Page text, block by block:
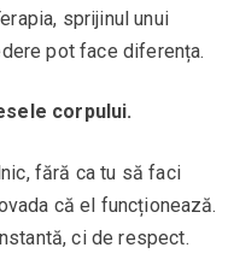
sprijinul unui
pot face diferența.
corpului.
fără ca tu să faci
că el funcționează.
ci de respect.